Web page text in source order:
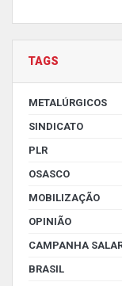
TAGS
METALÚRGICOS
SINDICATO
PLR
OSASCO
MOBILIZAÇÃO
OPINIÃO
CAMPANHA
BRASIL